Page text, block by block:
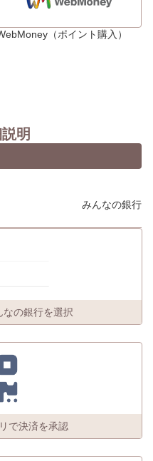
（ポイント購入）
明
みんなの銀行
なの銀行を選択
で決済を承認